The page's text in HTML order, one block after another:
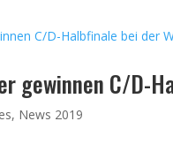
gewinnen C/D-
, News 2019